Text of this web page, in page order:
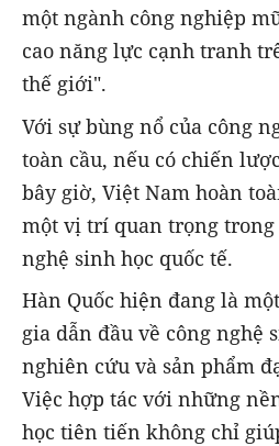
một ngành công nghiệp
cao năng lực cạnh tranh
thế giới".
Với sự bùng nổ của công
toàn cầu, nếu có chiến
bây giờ, Việt Nam hoàn
một vị trí quan trọng
nghệ sinh học quốc tế.
Hàn Quốc hiện đang là
gia dẫn đầu về công nghệ
nghiên cứu và sản phẩm
Việc hợp tác với những
học tiên tiến không chỉ